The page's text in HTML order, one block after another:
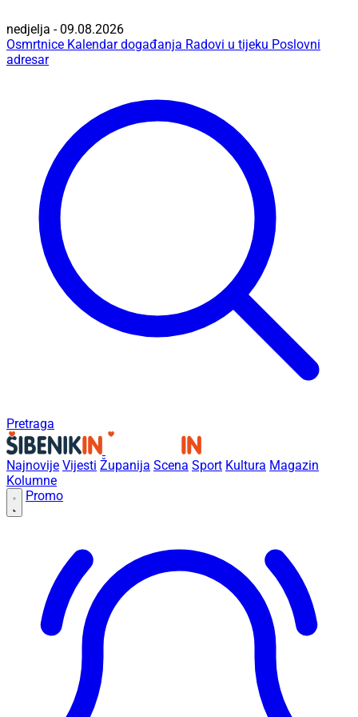
nedjelja - 09.08.2026
Osmrtnice Kalendar događanja Radovi u tijeku Poslovni
adresar
Pretraga
Najnovije Vijesti Županija Scena Sport Kultura Magazin
Kolumne
Promo